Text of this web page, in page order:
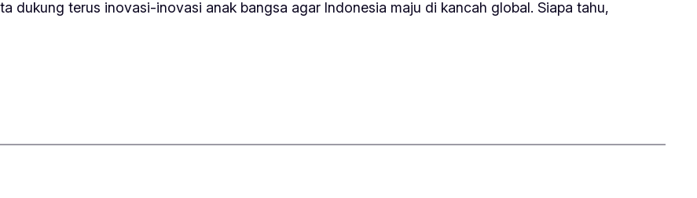
dukung terus inovasi-inovasi anak bangsa agar Indonesia maju di kancah global. Siapa tahu,